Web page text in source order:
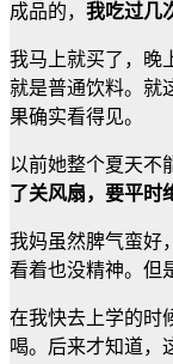
成品的， 我吃过几
我马上就买了，晚
就是普通饮料。就
果确实看得见。
以前她整个夏天不
了关风扇，要平时
我妈虽然脾气蛮好
看着也没精神。但
在我快去上学的时
喝。后来才知道，